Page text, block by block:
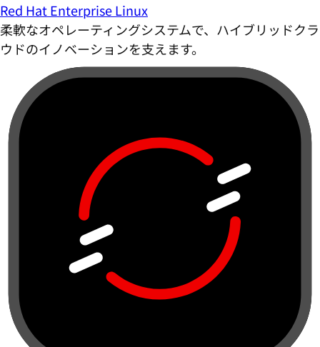
Red Hat Enterprise Linux
柔軟なオペレーティングシステムで、ハイブリッドクラ
ウドのイノベーションを支えます。